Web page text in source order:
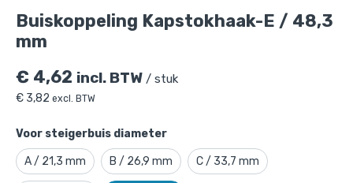
Buiskoppeling Kapstokhaak-E / 48,3
mm
€ 4,62 incl. BTW / stuk
€ 3,82 excl. BTW
Voor steigerbuis diameter
A / 21,3 mm B / 26,9 mm C / 33,7 mm
Buiskoppeling Kapstokhaak-E / 48,3